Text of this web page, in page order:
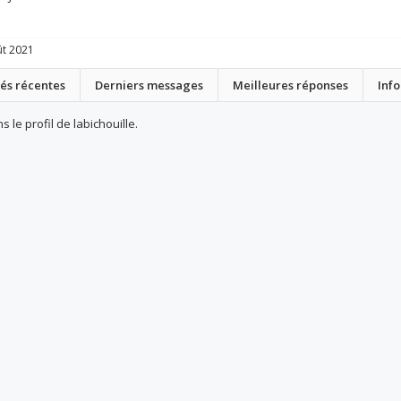
2021
récentes Derniers messages Meilleures réponses
le profil de labichouille.